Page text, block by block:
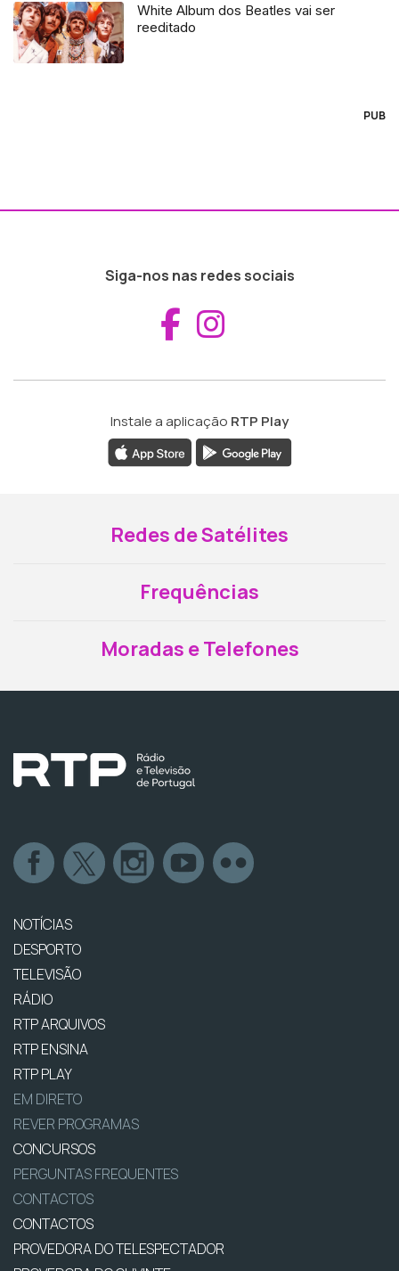
White Album dos Beatles vai ser
reeditado
PUB
Siga-nos nas redes sociais
Aceder ao
Instale a aplicação RTP Play
Redes de Satélites
Frequências
Moradas e Telefones
NOTÍCIAS
DESPORTO
TELEVISÃO
RÁDIO
RTP ARQUIVOS
RTP ENSINA
RTP PLAY
EM DIRETO
REVER PROGRAMAS
CONCURSOS
PERGUNTAS FREQUENTES
CONTACTOS
CONTACTOS
PROVEDORA DO TELESPECTADOR